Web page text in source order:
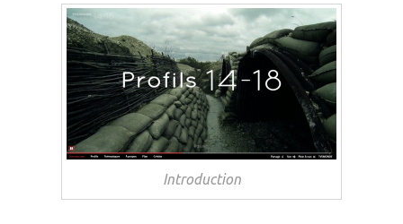
Introduction